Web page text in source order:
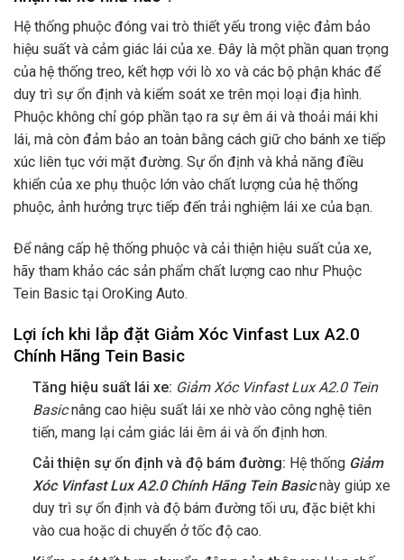
Hệ thống phuộc đóng vai trò thiết yếu trong việc đảm bảo
hiệu suất và cảm giác lái của xe. Đây là một phần quan trọng
của hệ thống treo, kết hợp với lò xo và các bộ phận khác để
duy trì sự ổn định và kiểm soát xe trên mọi loại địa hình.
Phuộc không chỉ góp phần tạo ra sự êm ái và thoải mái khi
lái, mà còn đảm bảo an toàn bằng cách giữ cho bánh xe tiếp
xúc liên tục với mặt đường. Sự ổn định và khả năng điều
khiển của xe phụ thuộc lớn vào chất lượng của hệ thống
phuộc, ảnh hưởng trực tiếp đến trải nghiệm lái xe của bạn.
Để nâng cấp hệ thống phuộc và cải thiện hiệu suất của xe,
hãy tham khảo các sản phẩm chất lượng cao như Phuộc
Tein Basic tại OroKing Auto.
Lợi ích khi lắp đặt Giảm Xóc Vinfast Lux A2.0
Chính Hãng Tein Basic
Tăng hiệu suất lái xe: Giảm Xóc Vinfast Lux A2.0 Tein
Basicnâng cao hiệu suất lái xe nhờ vào công nghệ tiên
tiến, mang lại cảm giác lái êm ái và ổn định hơn.
Cải thiện sự ổn định và độ bám đường: Hệ thống Giảm
Xóc Vinfast Lux A2.0 Chính Hãng Tein Basicnày giúp xe
duy trì sự ổn định và độ bám đường tối ưu, đặc biệt khi
vào cua hoặc di chuyển ở tốc độ cao.